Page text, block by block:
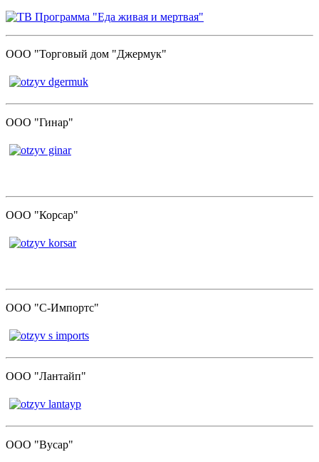
ООО "Торговый дом "Джермук"
ООО "Гинар"
ООО "Корсар"
ООО "С-Импортс"
ООО "Лантайп"
ООО "Вусар"